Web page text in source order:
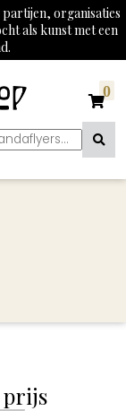
organisaties
als kunst met een
0
prijs